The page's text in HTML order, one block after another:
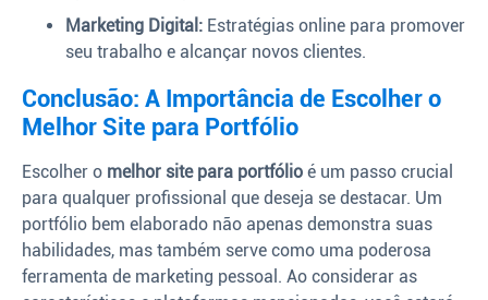
Marketing Digital: Estratégias online para promover
seu trabalho e alcançar novos clientes.
Conclusão: A Importância de Escolher o
Melhor Site para Portfólio
Escolher o melhor site para portfólio é um passo crucial
para qualquer profissional que deseja se destacar. Um
portfólio bem elaborado não apenas demonstra suas
habilidades, mas também serve como uma poderosa
ferramenta de marketing pessoal. Ao considerar as